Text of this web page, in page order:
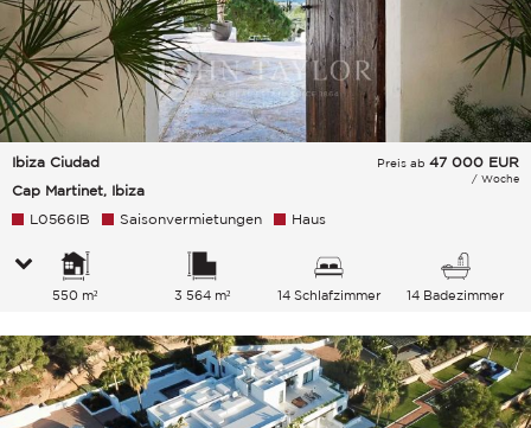
Ibiza Ciudad
Cap Martinet, Ibiza
Preis ab 47 000 EUR
/ Woche
L0566IB Saisonvermietungen Haus
550 m² 3 564 m² 14 Schlafzimmer 14 Badezimmer